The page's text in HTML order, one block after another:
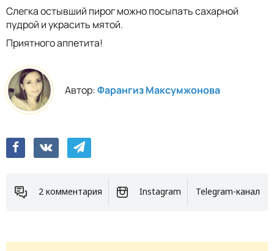
Слегка остывший пирог можно посыпать сахарной
пудрой и украсить мятой.
Приятного аппетита!
Автор:Фарангиз Максумжонова
2 комментария Instagram Telegram-канал